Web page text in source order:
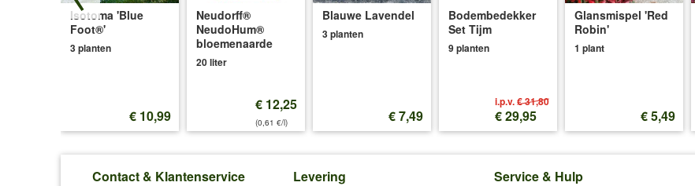
Isotoma 'Blue
Foot®'
3 planten
€ 10,99
Neudorff®
NeudoHum®
bloemenaarde
20 liter
€ 12,25
(0,61 €/l)
Blauwe Lavendel
3 planten
€ 7,49
Bodembedekker
Set Tijm
9 planten
i.p.v.€ 31,80
€ 29,95
Glansmispel 'Red
Robin'
1 plant
€ 5,49
Contact & Klantenservice Levering Service & Hulp